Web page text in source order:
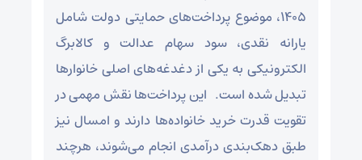
۱۴۰۵، موضوع پرداخت‌های حمایتی دولت شامل
یارانه نقدی، سود سهام عدالت و کالابرگ
الکترونیکی به یکی از دغدغه‌های اصلی خانوارها
تبدیل شده است. این پرداخت‌ها نقش مهمی در
تقویت قدرت خرید خانواده‌ها دارند و امسال نیز
طبق دهک‌بندی درآمدی انجام می‌شوند، هرچند